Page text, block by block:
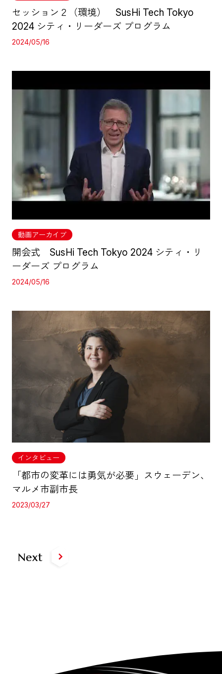
セッション２（環境） SusHi Tech Tokyo
2024 シティ・リーダーズ プログラム
2024/05/16
動画アーカイブ
開会式 SusHi Tech Tokyo 2024 シティ・リ
ーダーズ プログラム
2024/05/16
インタビュー
「都市の変革には勇気が必要」スウェーデン、
マルメ市副市長
2023/03/27
Next